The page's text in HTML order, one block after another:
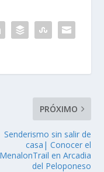
PRÓXIMO
Senderismo sin salir de
casa| Conocer el
en Arcadia
del Peloponeso